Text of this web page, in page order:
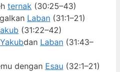
ternak (30:25–43)
Laban (31:1–21)
(31:22–42)
Yakubdan Laban (31:43–
dengan Esau (32:1–21)